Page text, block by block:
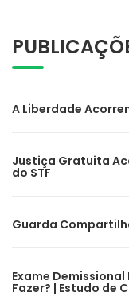
A Liberdade
Justiça Gratuita
do STF
Guarda
Exame
Fazer? | Estudo de